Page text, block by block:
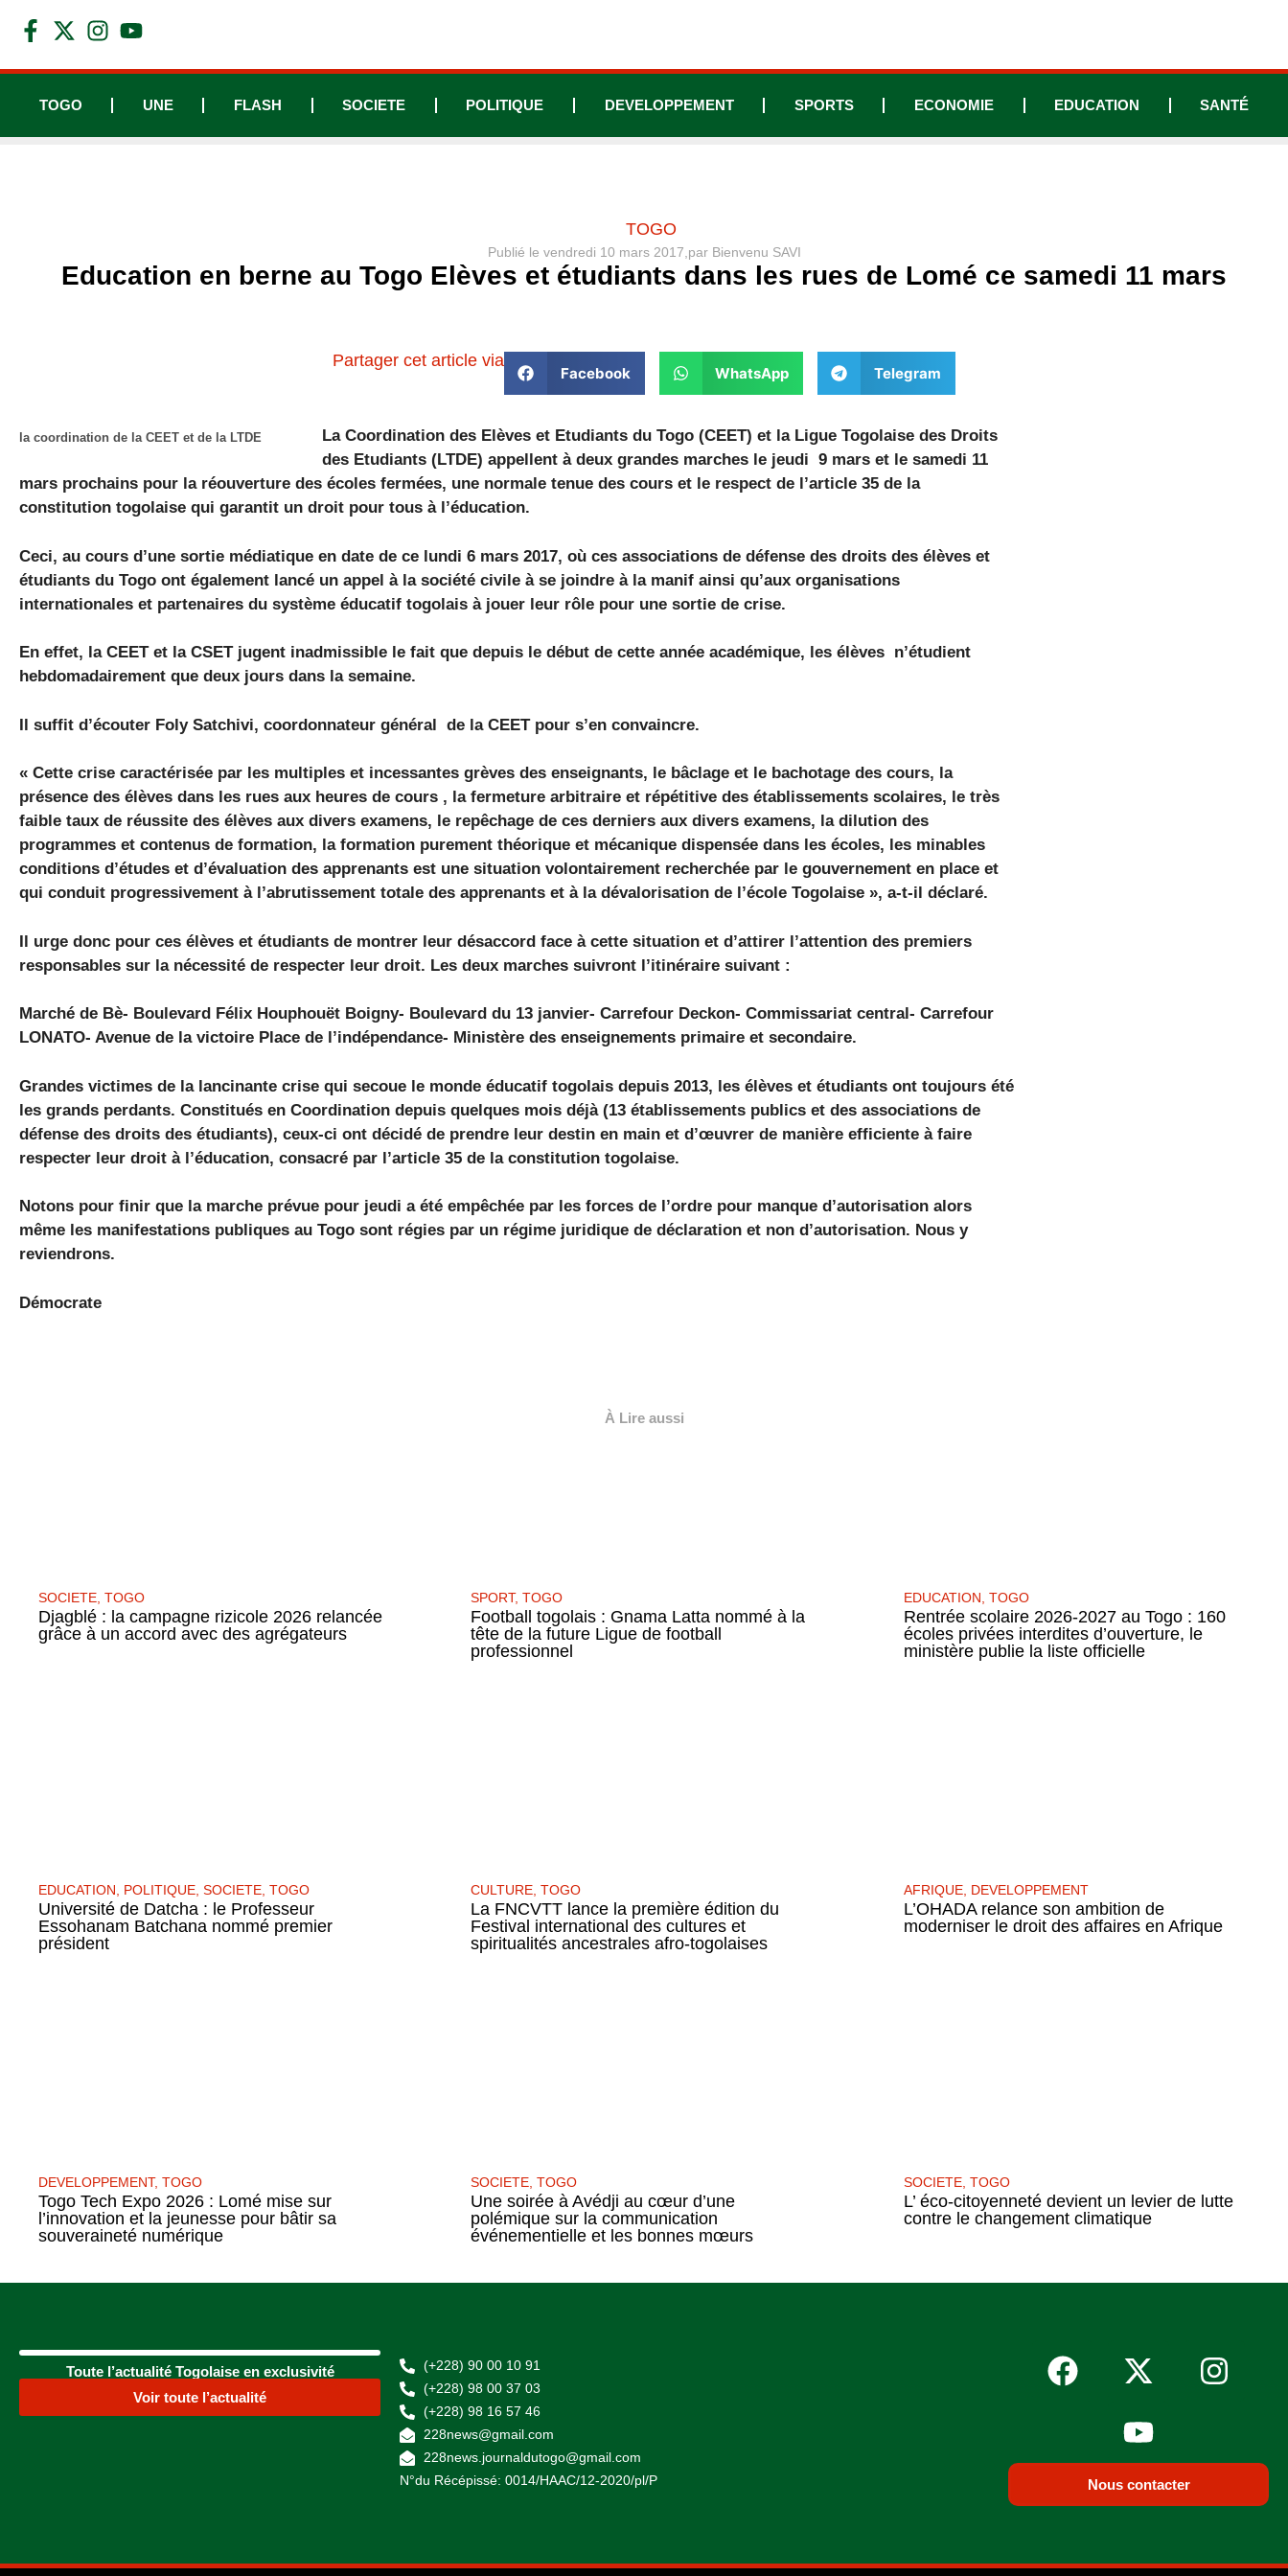
TOGO UNE FLASH SOCIETE POLITIQUE DEVELOPPEMENT SPORTS ECONOMIE EDUCATION SANTÉ
TOGO
Publié le vendredi 10 mars 2017, parBienvenu SAVI
Education en berne au Togo Elèves et étudiants dans les rues de Lomé ce samedi 11 mars
Partager cet article via
Facebook WhatsApp Telegram
la coordination de la CEET et de la LTDE
La Coordination des Elèves et Etudiants du Togo (CEET) et la Ligue Togolaise des Droits
des Etudiants (LTDE) appellent à deux grandes marches le jeudi 9 mars et le samedi 11
mars prochains pour la réouverture des écoles fermées, une normale tenue des cours et le respect de l’article 35 de la
constitution togolaise qui garantit un droit pour tous à l’éducation.
Ceci, au cours d’une sortie médiatique en date de ce lundi 6 mars 2017, où ces associations de défense des droits des élèves et
étudiants du Togo ont également lancé un appel à la société civile à se joindre à la manif ainsi qu’aux organisations
internationales et partenaires du système éducatif togolais à jouer leur rôle pour une sortie de crise.
En effet, la CEET et la CSET jugent inadmissible le fait que depuis le début de cette année académique, les élèves n’étudient
hebdomadairement que deux jours dans la semaine.
Il suffit d’écouter Foly Satchivi, coordonnateur général de la CEET pour s’en convaincre.
« Cette crise caractérisée par les multiples et incessantes grèves des enseignants, le bâclage et le bachotage des cours, la
présence des élèves dans les rues aux heures de cours , la fermeture arbitraire et répétitive des établissements scolaires, le très
faible taux de réussite des élèves aux divers examens, le repêchage de ces derniers aux divers examens, la dilution des
programmes et contenus de formation, la formation purement théorique et mécanique dispensée dans les écoles, les minables
conditions d’études et d’évaluation des apprenants est une situation volontairement recherchée par le gouvernement en place et
qui conduit progressivement à l’abrutissement totale des apprenants et à la dévalorisation de l’école Togolaise », a-t-il déclaré.
Il urge donc pour ces élèves et étudiants de montrer leur désaccord face à cette situation et d’attirer l’attention des premiers
responsables sur la nécessité de respecter leur droit. Les deux marches suivront l’itinéraire suivant :
Marché de Bè- Boulevard Félix Houphouët Boigny- Boulevard du 13 janvier- Carrefour Deckon- Commissariat central- Carrefour
LONATO- Avenue de la victoire Place de l’indépendance- Ministère des enseignements primaire et secondaire.
Grandes victimes de la lancinante crise qui secoue le monde éducatif togolais depuis 2013, les élèves et étudiants ont toujours été
les grands perdants. Constitués en Coordination depuis quelques mois déjà (13 établissements publics et des associations de
défense des droits des étudiants), ceux-ci ont décidé de prendre leur destin en main et d’œuvrer de manière efficiente à faire
respecter leur droit à l’éducation, consacré par l’article 35 de la constitution togolaise.
Notons pour finir que la marche prévue pour jeudi a été empêchée par les forces de l’ordre pour manque d’autorisation alors
même les manifestations publiques au Togo sont régies par un régime juridique de déclaration et non d’autorisation. Nous y
reviendrons.
Démocrate
À Lire aussi
SOCIETE TOGO
Djagblé : la campagne rizicole 2026 relancée
grâce à un accord avec des agrégateurs
SPORT,TOGO
Football togolais : Gnama Latta nommé à la
tête de la future Ligue de football
professionnel
EDUCATION TOGO
Rentrée scolaire 2026-2027 au Togo : 160
écoles privées interdites d’ouverture, le
ministère publie la liste officielle
EDUCATION POLITIQUE SOCIETE TOGO
Université de Datcha : le Professeur
Essohanam Batchana nommé premier
président
CULTURE ,TOGO
La FNCVTT lance la première édition du
Festival international des cultures et
spiritualités ancestrales afro-togolaises
AFRIQUE, DEVELOPPEMENT
L’OHADA relance son ambition de
moderniser le droit des affaires en Afrique
DEVELOPPEMENT, TOGO
Togo Tech Expo 2026 : Lomé mise sur
l’innovation et la jeunesse pour bâtir sa
souveraineté numérique
SOCIETE ,TOGO
Une soirée à Avédji au cœur d’une
polémique sur la communication
événementielle et les bonnes mœurs
SOCIETE, TOGO
L’ éco-citoyenneté devient un levier de lutte
contre le changement climatique
Toute l’actualité Togolaise en exclusivité
Voir toute l’actualité
(+228) 90 00 10 91
(+228) 98 00 37 03
(+228) 98 16 57 46
228news@gmail.com
228news.journaldutogo@gmail.com
N°du Récépissé: 0014/HAAC/12-2020/pl/P
Nous contacter